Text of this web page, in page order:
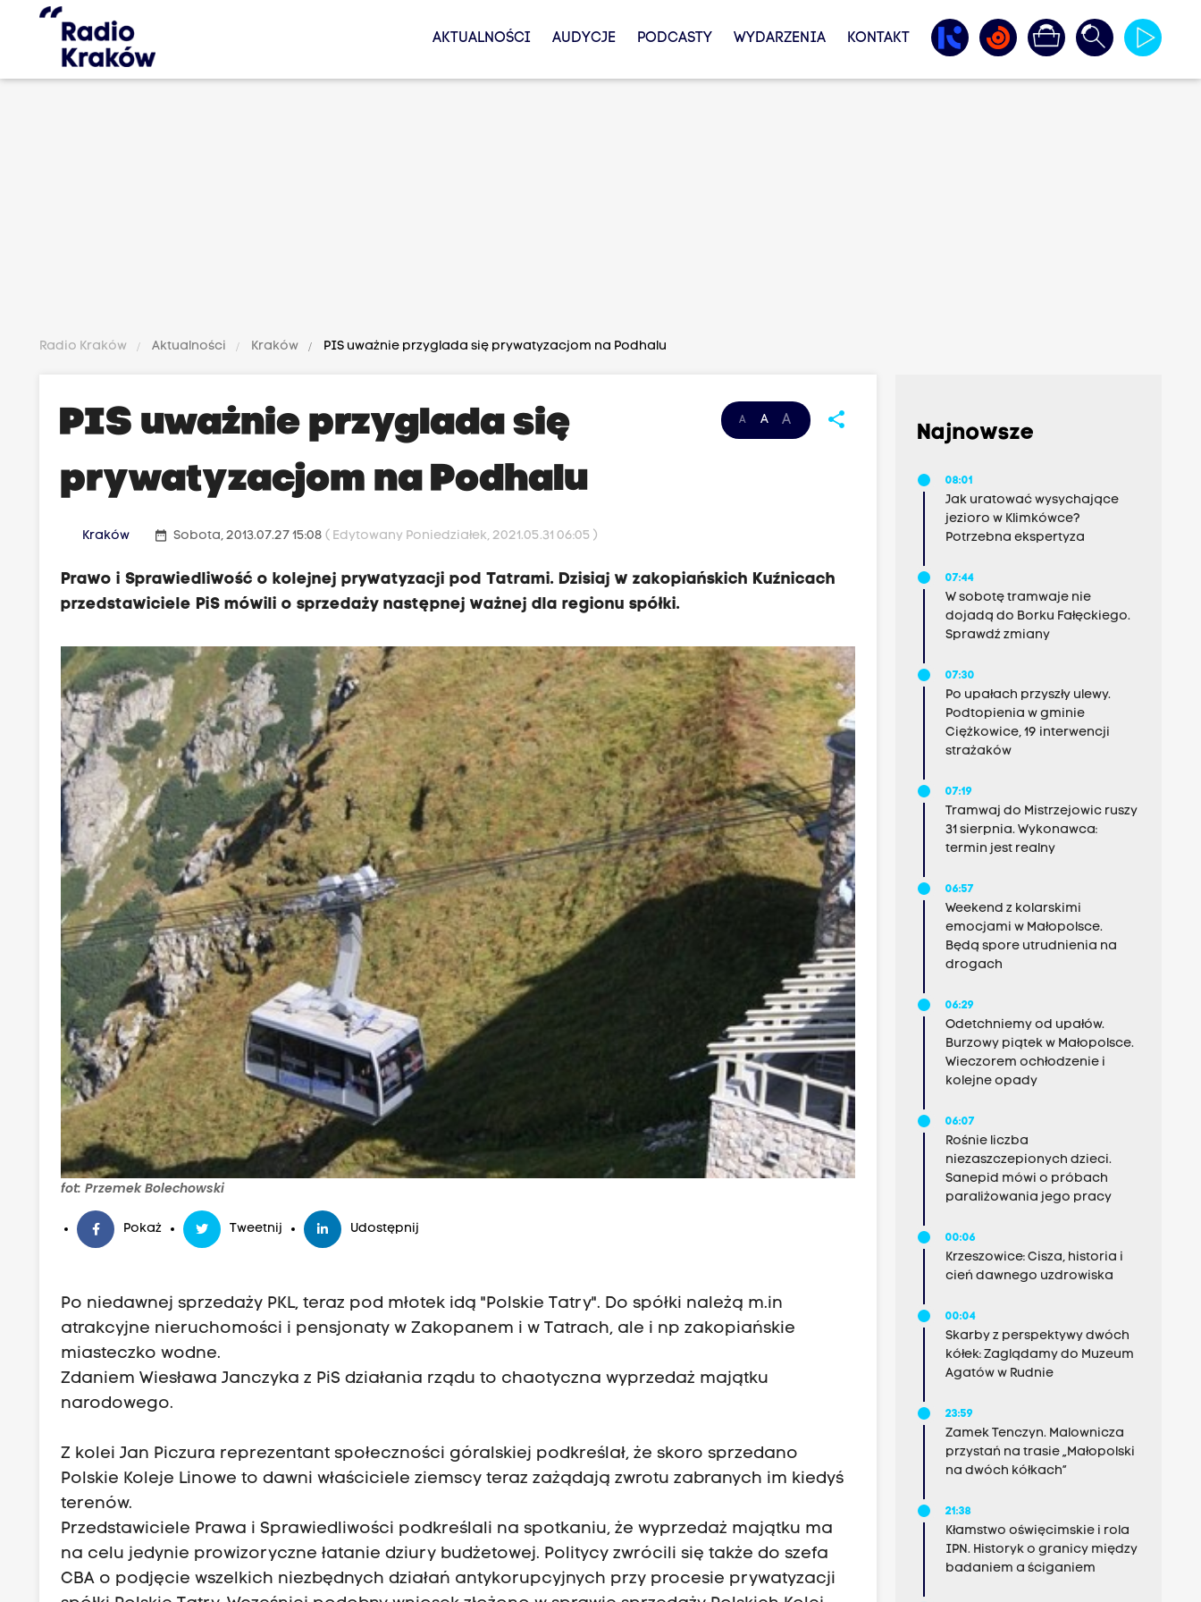
AKTUALNOŚCI AUDYCJE PODCASTY WYDARZENIA KONTAKT
Radio Kraków Aktualności Kraków PIS uważnie przyglada się prywatyzacjom na Podhalu
A A A share
PIS uważnie przyglada się
prywatyzacjom na Podhalu
Kraków date_range Sobota, 2013.07.27 15:08( Edytowany Poniedziałek, 2021.05.31 06:05 )
Prawo i Sprawiedliwość o kolejnej prywatyzacji pod Tatrami. Dzisiaj w zakopiańskich Kuźnicach
przedstawiciele PiS mówili o sprzedaży następnej ważnej dla regionu spółki.
fot: Przemek Bolechowski
Pokaż Tweetnij Udostępnij
Po niedawnej sprzedaży PKL, teraz pod młotek idą "Polskie Tatry". Do spółki należą m.in
atrakcyjne nieruchomości i pensjonaty w Zakopanem i w Tatrach, ale i np zakopiańskie
miasteczko wodne.
Zdaniem Wiesława Janczyka z PiS działania rządu to chaotyczna wyprzedaż majątku
narodowego.
Z kolei Jan Piczura reprezentant społeczności góralskiej podkreślał, że skoro sprzedano
Polskie Koleje Linowe to dawni właściciele ziemscy teraz zażądają zwrotu zabranych im kiedyś
terenów.
Przedstawiciele Prawa i Sprawiedliwości podkreślali na spotkaniu, że wyprzedaż majątku ma
na celu jedynie prowizoryczne łatanie dziury budżetowej. Politycy zwrócili się także do szefa
CBA o podjęcie wszelkich niezbędnych działań antykorupcyjnych przy procesie prywatyzacji
Najnowsze
08:01
Jak uratować wysychające
jezioro w Klimkówce?
Potrzebna ekspertyza
07:44
W sobotę tramwaje nie
dojadą do Borku Fałęckiego.
Sprawdź zmiany
07:30
Po upałach przyszły ulewy.
Podtopienia w gminie
Ciężkowice, 19 interwencji
strażaków
07:19
Tramwaj do Mistrzejowic ruszy
31 sierpnia. Wykonawca:
termin jest realny
06:57
Weekend z kolarskimi
emocjami w Małopolsce.
Będą spore utrudnienia na
drogach
06:29
Odetchniemy od upałów.
Burzowy piątek w Małopolsce.
Wieczorem ochłodzenie i
kolejne opady
06:07
Rośnie liczba
niezaszczepionych dzieci.
Sanepid mówi o próbach
paraliżowania jego pracy
00:06
Krzeszowice: Cisza, historia i
cień dawnego uzdrowiska
00:04
Skarby z perspektywy dwóch
kółek: Zaglądamy do Muzeum
Agatów w Rudnie
23:59
Zamek Tenczyn. Malownicza
przystań na trasie „Małopolski
na dwóch kółkach”
21:38
Kłamstwo oświęcimskie i rola
IPN. Historyk o granicy między
badaniem a ściganiem